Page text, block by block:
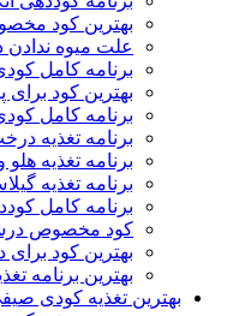
بهترین کود
علت میوه ندادن
برنامه کامل کودی
بهترین کود
برنامه کامل
برنامه تغذیه
برنامه تغذیه
برنامه تغذیه
برنامه کامل
کود مخصوص
بهترین کود
بهترین برنامه
بهترین تغذیه کودی